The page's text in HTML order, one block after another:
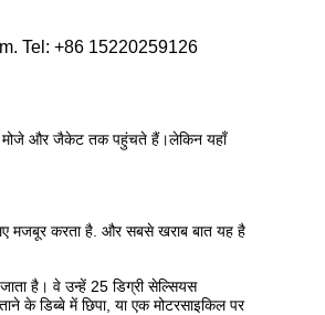
Tel: +86 15220259126
मोजे और जैकेट तक पहुंचते हैं।लेकिन यहाँ
मजबूर करता है. और सबसे खराब बात यह है
है। वे उन्हें 25 डिग्री सेल्सियस
के डिब्बे में छिपा, या एक मोटरसाइकिल पर